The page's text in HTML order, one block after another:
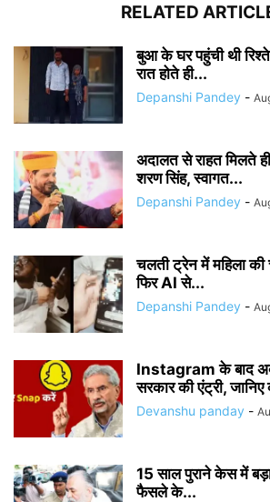
RELATED
बुआ के घर पहुंची थी
रात होते ही...
Depanshi Pandey -
अदालत से राहत मिलते
शरण सिंह, स्वागत...
Depanshi Pandey -
चलती ट्रेन में महिला की
फिर AI से...
Depanshi Pandey -
Instagram के बाद
सरकार की एंट्री, जानिए
Devanshu panday -
15 साल पुराने केस में
फैसले के...